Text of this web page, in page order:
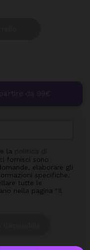
la
fornisci sono
elaborare gli
specifiche.
tutte le
nella pagina "Il